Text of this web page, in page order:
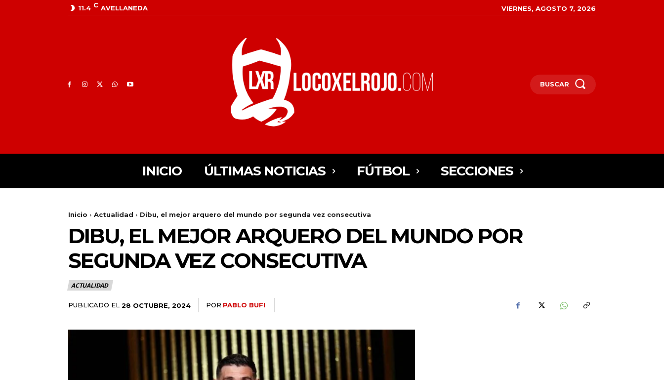
11.4 C AVELLANEDA VIERNES, AGOSTO 7, 2026
BUSCAR
INICIO ÚLTIMAS NOTICIAS FÚTBOL SECCIONES
Inicio Actualidad Dibu, el mejor arquero del mundo por segunda vez consecutiva
DIBU, EL MEJOR ARQUERO DEL MUNDO POR
SEGUNDA VEZ CONSECUTIVA
ACTUALIDAD
PUBLICADO EL 28 OCTUBRE, 2024 POR PABLO BUFI